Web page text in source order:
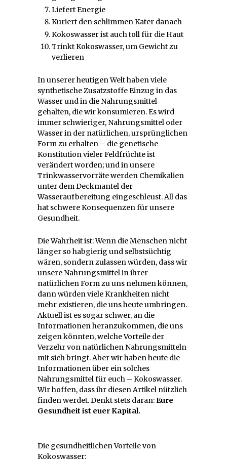
Liefert Energie
Kuriert den schlimmen Kater danach
Kokoswasser ist auch toll für die Haut
Trinkt Kokoswasser, um Gewicht zu
verlieren
In unserer heutigen Welt haben viele
synthetische Zusatzstoffe Einzug in das
Wasser und in die Nahrungsmittel
gehalten, die wir konsumieren. Es wird
immer schwieriger, Nahrungsmittel oder
Wasser in der natürlichen, ursprünglichen
Form zu erhalten – die genetische
Konstitution vieler Feldfrüchte ist
verändert worden; und in unsere
Trinkwasservorräte werden Chemikalien
unter dem Deckmantel der
Wasseraufbereitung eingeschleust. All das
hat schwere Konsequenzen für unsere
Gesundheit.
Die Wahrheit ist: Wenn die Menschen nicht
länger so habgierig und selbstsüchtig
wären, sondern zulassen würden, dass wir
unsere Nahrungsmittel in ihrer
natürlichen Form zu uns nehmen können,
dann würden viele Krankheiten nicht
mehr existieren, die uns heute umbringen.
Aktuell ist es sogar schwer, an die
Informationen heranzukommen, die uns
zeigen könnten, welche Vorteile der
Verzehr von natürlichen Nahrungsmitteln
mit sich bringt. Aber wir haben heute die
Informationen über ein solches
Nahrungsmittel für euch – Kokoswasser.
Wir hoffen, dass ihr diesen Artikel nützlich
finden werdet. Denkt stets daran:Eure
Gesundheit ist euer Kapital.
Die gesundheitlichen Vorteile von
Kokoswasser: